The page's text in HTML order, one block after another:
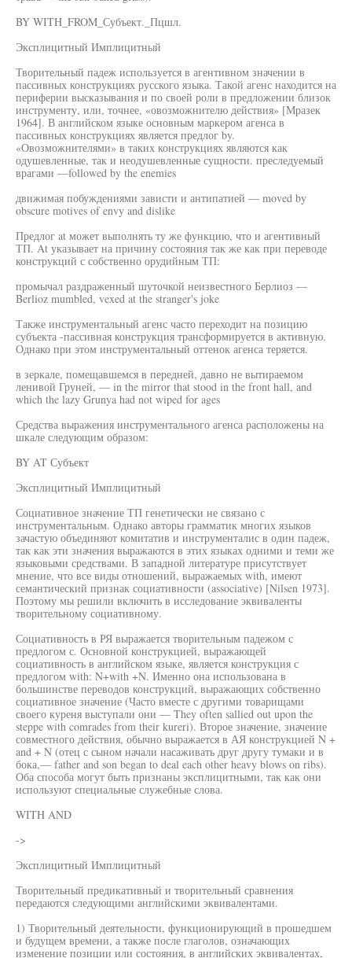
BY WITH_FROM_Субъект._Пцшл.
Эксплицитный Имплицитный
Творительный падеж используется в агентивном значении в
пассивных конструкциях русского языка. Такой агенс находится на
периферии высказывания и по своей роли в предложении близок
инструменту, или, точнее, «овозможнителю действия» [Мразек
1964]. В английском языке основным маркером агенса в
пассивных конструкциях является предлог by.
«Овозможнителями» в таких конструкциях являются как
одушевленные, так и неодушевленные сущности. преследуемый
врагами —followed by the enemies
движимая побуждениями зависти и антипатией — moved by
obscure motives of envy and dislike
Предлог at может выполнять ту же функцию, что и агентивный
ТП. At указывает на причину состояния так же как при переводе
конструкций с собственно орудийным ТП:
промычал раздраженный шуточкой неизвестного Берлиоз —
Berlioz mumbled, vexed at the stranger's joke
Также инструментальный агенс часто переходит на позицию
субъекта -пассивная конструкция трансформируется в активную.
Однако при этом инструментальный оттенок агенса теряется.
в зеркале, помещавшемся в передней, давно не вытираемом
ленивой Груней, — in the mirror that stood in the front hall, and
which the lazy Grunya had not wiped for ages
Средства выражения инструментального агенса расположены на
шкале следующим образом:
BY AT Субъект
Эксплицитный Имплицитный
Социативное значение ТП генетически не связано с
инструментальным. Однако авторы грамматик многих языков
зачастую объединяют комитатив и инструменталис в один падеж,
так как эти значения выражаются в этих языках одними и теми же
языковыми средствами. В западной литературе присутствует
мнение, что все виды отношений, выражаемых with, имеют
семантический признак социативности (associative) [Nilsen 1973].
Поэтому мы решили включить в исследование эквиваленты
творительному социативному.
Социативность в РЯ выражается творительным падежом с
предлогом с. Основной конструкцией, выражающей
социативность в английском языке, является конструкция с
предлогом with: N+with +N. Именно она использована в
большинстве переводов конструкций, выражающих собственно
социативное значение (Часто вместе с другими товарищами
своего куреня выступали они — They often sallied out upon the
steppe with comrades from their kureri). Второе значение, значение
совместного действия, обычно выражается в АЯ конструкцией N +
and + N (отец с сыном начали насаживать друг другу тумаки и в
бока,— father and son began to deal each other heavy blows on ribs).
Оба способа могут быть признаны эксплицитными, так как они
используют специальные служебные слова.
WITH AND
->
Эксплицитный Имплицитный
Творительный предикативный и творительный сравнения
передаются следующими английскими эквивалентами.
1) Творительный деятельности, функционирующий в прошедшем
и будущем времени, а также после глаголов, означающих
изменение позиции или состояния, в английских эквивалентах,